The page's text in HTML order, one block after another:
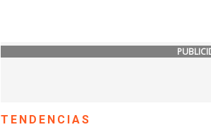
TENDENCIAS